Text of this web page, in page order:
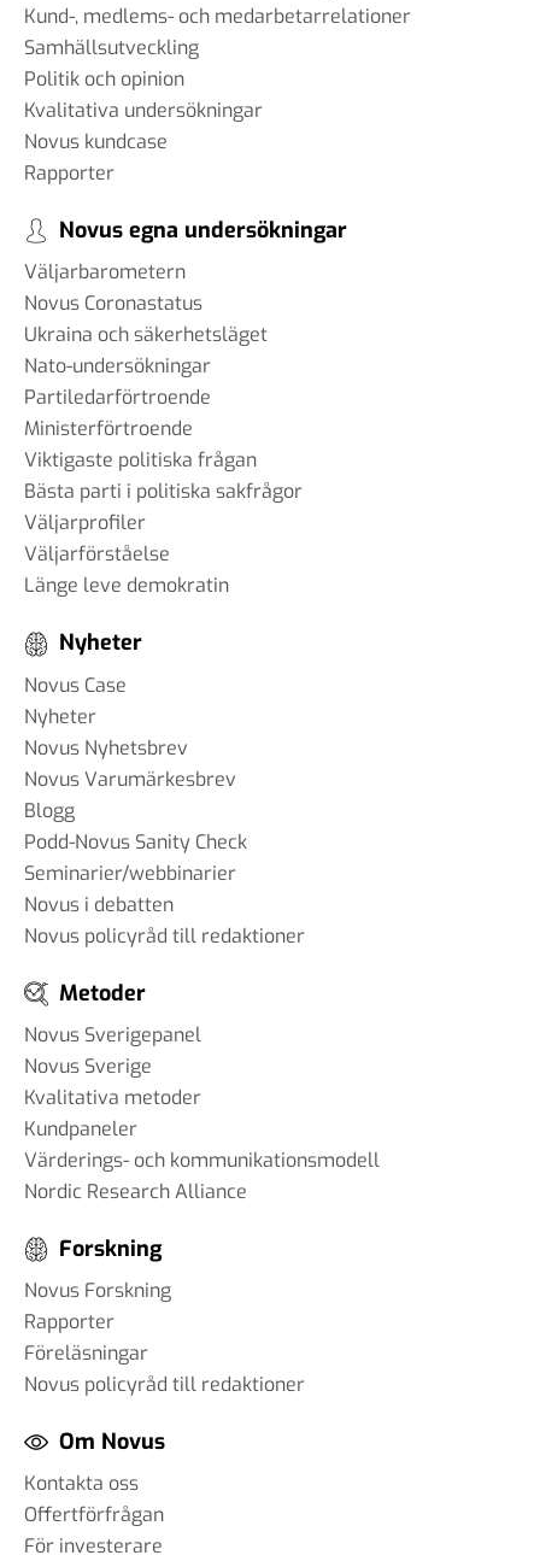
Kund-, medlems- och medarbetarrelationer
Samhällsutveckling
Politik och opinion
Kvalitativa undersökningar
Novus kundcase
Rapporter
Novus egna undersökningar
Väljarbarometern
Novus Coronastatus
Ukraina och säkerhetsläget
Nato-undersökningar
Partiledarförtroende
Ministerförtroende
Viktigaste politiska frågan
Bästa parti i politiska sakfrågor
Väljarprofiler
Väljarförståelse
Länge leve demokratin
Nyheter
Novus Case
Nyheter
Novus Nyhetsbrev
Novus Varumärkesbrev
Blogg
Podd-Novus Sanity Check
Seminarier/webbinarier
Novus i debatten
Novus policyråd till redaktioner
Metoder
Novus Sverigepanel
Novus Sverige
Kvalitativa metoder
Kundpaneler
Värderings- och kommunikationsmodell
Nordic Research Alliance
Forskning
Novus Forskning
Rapporter
Föreläsningar
Novus policyråd till redaktioner
Om Novus
Kontakta oss
Offertförfrågan
För investerare